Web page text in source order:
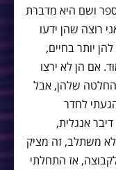
ושם היא מדברת
רוצה שהן ידעו
יותר בחיים,
אם הן לא ירצו
החלטה שלהן, אבל
לחדר
אנגלית,
משתלב, זה מציק
אז התחלתי